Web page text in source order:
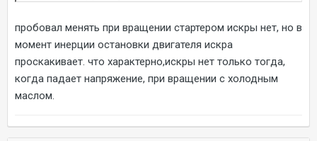
пробовал менять при вращении стартером искры нет, но в
момент инерции остановки двигателя искра
проскакивает. что характерно,искры нет только тогда,
когда падает напряжение, при вращении с холодным
маслом.